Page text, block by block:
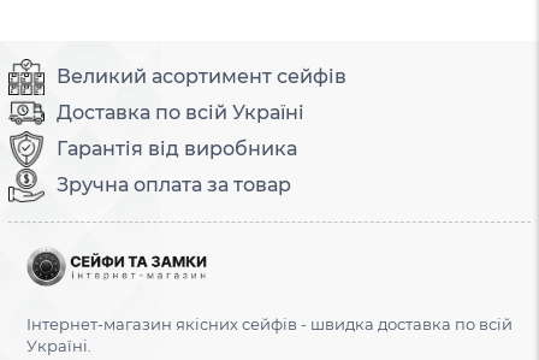
Великий асортимент сейфів
Доставка по всій Україні
Гарантія від виробника
Зручна оплата за товар
Інтернет-магазин якісних сейфів - швидка доставка по всій
Україні.